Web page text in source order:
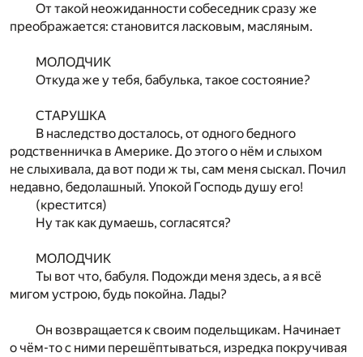
От такой неожиданности собеседник сразу же
преображается: становится ласковым, масляным.
МОЛОДЧИК
Откуда же у тебя, бабулька, такое состояние?
СТАРУШКА
В наследство досталось, от одного бедного
родственничка в Америке. До этого о нём и слыхом
не слыхивала, да вот поди ж ты, сам меня сыскал. Почил
недавно, бедолашный. Упокой Господь душу его!
(крестится)
Ну так как думаешь, согласятся?
МОЛОДЧИК
Ты вот что, бабуля. Подожди меня здесь, а я всё
мигом устрою, будь покойна. Лады?
Он возвращается к своим подельщикам. Начинает
о чём-то с ними перешёптываться, изредка покручивая